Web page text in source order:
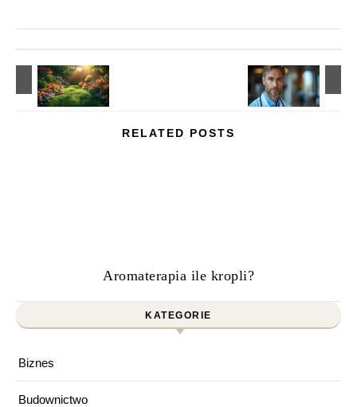
RELATED POSTS
Aromaterapia ile kropli?
KATEGORIE
Biznes
Budownictwo